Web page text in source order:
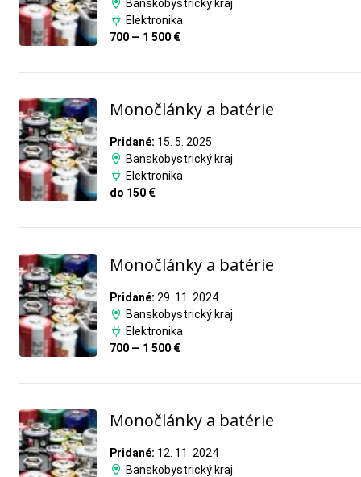
Banskobystrický kraj
Elektronika
700 — 1 500 €
Monočlánky a batérie
Pridané: 15. 5. 2025
Banskobystrický kraj
Elektronika
do 150 €
Monočlánky a batérie
Pridané: 29. 11. 2024
Banskobystrický kraj
Elektronika
700 — 1 500 €
Monočlánky a batérie
Pridané: 12. 11. 2024
Banskobystrický kraj